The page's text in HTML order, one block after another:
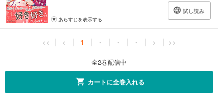
試し読み
あらすじを表示する
<< < 1 ・ ・ ・ > >>
全2巻配信中
カートに全巻入れる